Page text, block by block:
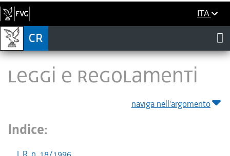
ITA
LEGGI E REGOLAMENTI
naviga nell'argomento
Indice: